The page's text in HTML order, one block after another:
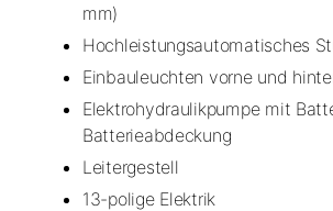
mm)
Hochleistungsautomatisches
Einbauleuchten vorne und
Elektrohydraulikpumpe mit
Batterieabdeckung
Leitergestell
13-polige Elektrik